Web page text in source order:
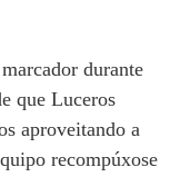
durante
que Luceros
aproveitando a
recompúxose